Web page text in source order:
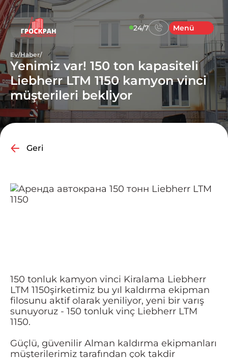
24/7 Menü
Ev/Haber/
Yenimiz var! 150 ton kapasiteli
Liebherr LTM 1150 kamyon vinci
müşterileri bekliyor
Geri
150 tonluk kamyon vinci Kiralama Liebherr
LTM 1150şirketimiz bu yıl kaldırma ekipman
filosunu aktif olarak yeniliyor, yeni bir varış
sunuyoruz - 150 tonluk vinç Liebherr LTM
1150.
Güçlü, güvenilir Alman kaldırma ekipmanları
müşterilerimiz tarafından çok takdir